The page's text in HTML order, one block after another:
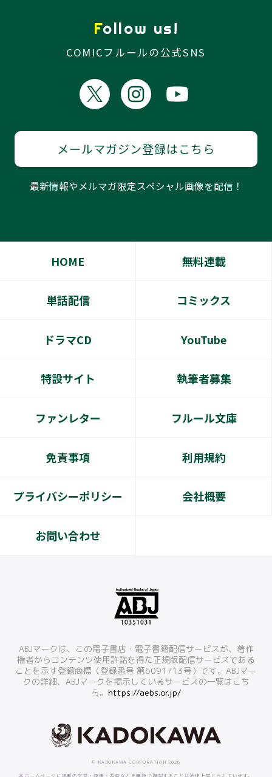
Follow us!
COMICフルールの公式SNS
メールマガジン登録はこちら
最新情報やメルマガ限定スペシャル画像を配信！
HOME 無料連載
単話配信 コミックス
ドラマCD YouTube
特設サイト 執筆者募集
ファンレター フルール文庫
免責事項 利用規約
プライバシーポリシー 会社概要
お問い合わせ
ABJマークは、この電子書店・電子書籍配信サービスが、著作
権者からコンテンツ使用許諾を得た正規版配信サービスである
ことを示す登録商標（登録番号 第6091713号）です。ABJマー
クの詳細、ABJマークを掲示しているサービスの一覧はこち
ら。 https://aebs.or.jp/
© KADOKAWA CORPORATION 2026